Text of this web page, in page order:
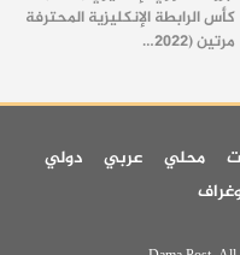
كأس الرابطة الإنكليزية المحترفة
مرتين (2022…
محلي عربي
دولي